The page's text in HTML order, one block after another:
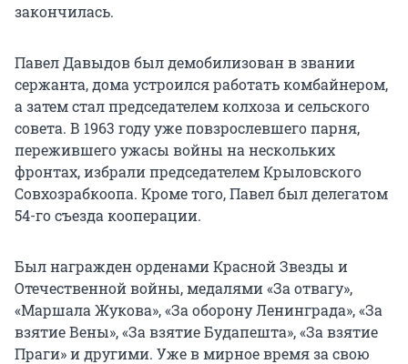
закончилась.
Павел Давыдов был демобилизован в звании
сержанта, дома устроился работать комбайнером,
а затем стал председателем колхоза и сельского
совета. В 1963 году уже повзрослевшего парня,
пережившего ужасы войны на нескольких
фронтах, избрали председателем Крыловского
Совхозрабкоопа. Кроме того, Павел был делегатом
54-го съезда кооперации.
Был награжден орденами Красной Звезды и
Отечественной войны, медалями «За отвагу»,
«Маршала Жукова», «За оборону Ленинграда», «За
взятие Вены», «За взятие Будапешта», «За взятие
Праги» и другими. Уже в мирное время за свою